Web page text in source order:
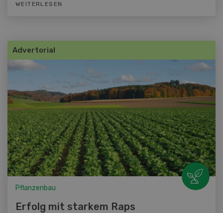
WEITERLESEN
Advertorial
Pflanzenbau
Erfolg mit starkem Raps